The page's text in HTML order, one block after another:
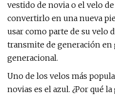
vestido de novia o el velo
convertirlo en una nueva
usar como parte de su velo
transmite de generación en
generacional.
Uno de los velos más
novias es el azul. ¿Por qué